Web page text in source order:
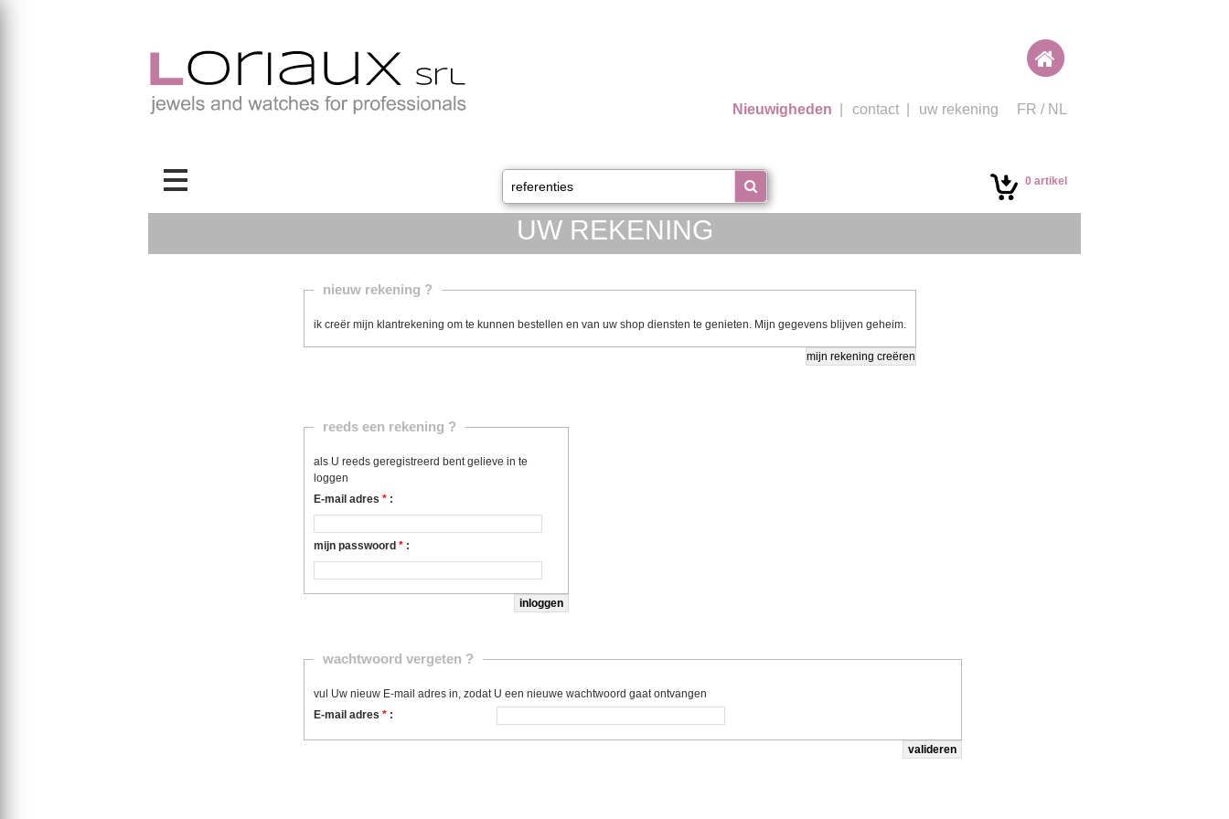
Nieuwigheden contact uw rekening FR / NL
0 artikel
UW REKENING
nieuw rekening ?
ik creër mijn klantrekening om te kunnen bestellen en van uw shop diensten te genieten. Mijn gegevens blijven geheim.
reeds een rekening ?
als U reeds geregistreerd bent gelieve in te
loggen
E-mail adres * :
mijn passwoord * :
wachtwoord vergeten ?
vul Uw nieuw E-mail adres in, zodat U een nieuwe wachtwoord gaat ontvangen
E-mail adres * :